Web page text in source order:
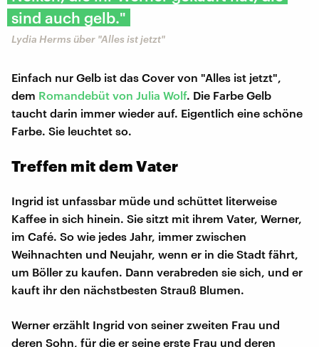
sind auch gelb."
Lydia Herms über "Alles ist jetzt"
Einfach nur Gelb ist das Cover von "Alles ist jetzt",
dem Romandebüt von Julia Wolf. Die Farbe Gelb
taucht darin immer wieder auf. Eigentlich eine schöne
Farbe. Sie leuchtet so.
Treffen mit dem Vater
Ingrid ist unfassbar müde und schüttet literweise
Kaffee in sich hinein. Sie sitzt mit ihrem Vater, Werner,
im Café. So wie jedes Jahr, immer zwischen
Weihnachten und Neujahr, wenn er in die Stadt fährt,
um Böller zu kaufen. Dann verabreden sie sich, und er
kauft ihr den nächstbesten Strauß Blumen.
Werner erzählt Ingrid von seiner zweiten Frau und
deren Sohn, für die er seine erste Frau und deren